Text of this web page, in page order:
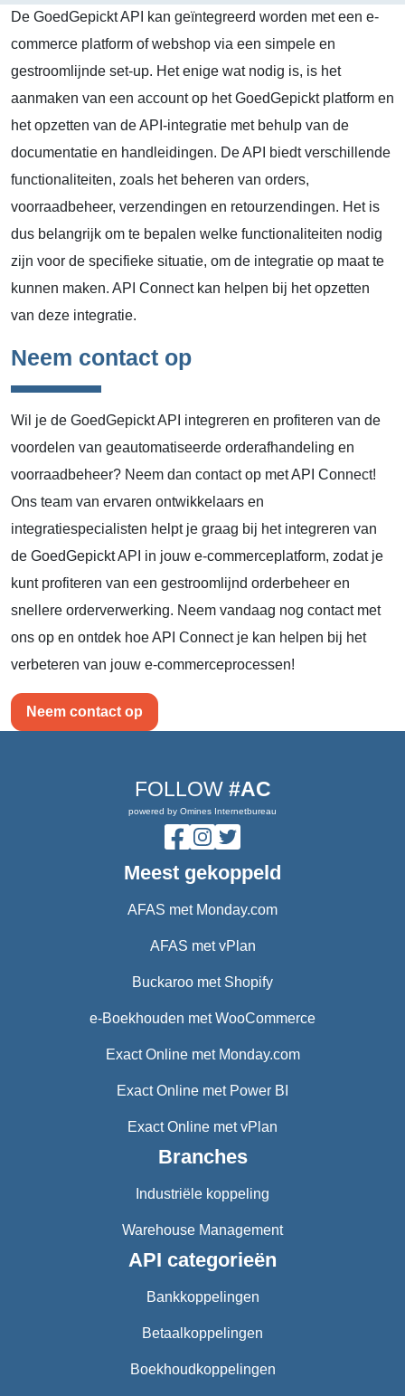
De GoedGepickt API kan geïntegreerd worden met een e-
commerce platform of webshop via een simpele en
gestroomlijnde set-up. Het enige wat nodig is, is het
aanmaken van een account op het GoedGepickt platform en
het opzetten van de API-integratie met behulp van de
documentatie en handleidingen. De API biedt verschillende
functionaliteiten, zoals het beheren van orders,
voorraadbeheer, verzendingen en retourzendingen. Het is
dus belangrijk om te bepalen welke functionaliteiten nodig
zijn voor de specifieke situatie, om de integratie op maat te
kunnen maken. API Connect kan helpen bij het opzetten
van deze integratie.
Neem contact op
Wil je de GoedGepickt API integreren en profiteren van de
voordelen van geautomatiseerde orderafhandeling en
voorraadbeheer? Neem dan contact op met API Connect!
Ons team van ervaren ontwikkelaars en
integratiespecialisten helpt je graag bij het integreren van
de GoedGepickt API in jouw e-commerceplatform, zodat je
kunt profiteren van een gestroomlijnd orderbeheer en
snellere orderverwerking. Neem vandaag nog contact met
ons op en ontdek hoe API Connect je kan helpen bij het
verbeteren van jouw e-commerceprocessen!
Neem contact op
FOLLOW #AC
powered by Omines Internetbureau
Meest gekoppeld
AFAS met Monday.com
AFAS met vPlan
Buckaroo met Shopify
e-Boekhouden met WooCommerce
Exact Online met Monday.com
Exact Online met Power BI
Exact Online met vPlan
Branches
Industriële koppeling
Warehouse Management
API categorieën
Bankkoppelingen
Betaalkoppelingen
Boekhoudkoppelingen